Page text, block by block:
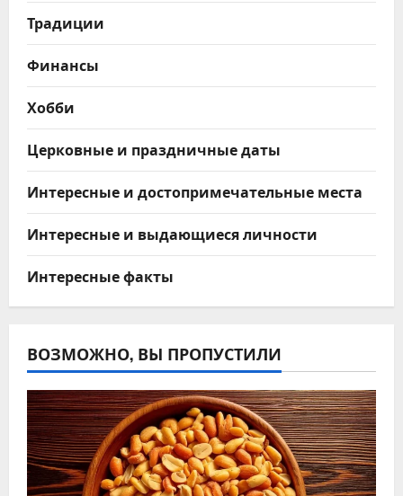
Традиции
Финансы
Хобби
Церковные и праздничные даты
Интересные и достопримечательные места
Интересные и выдающиеся личности
Интересные факты
ВОЗМОЖНО, ВЫ ПРОПУСТИЛИ